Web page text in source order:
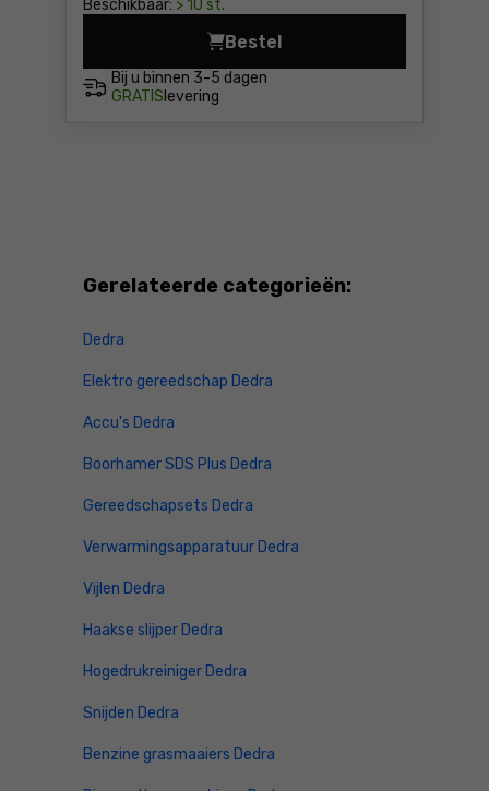
Beschikbaar: > 10 st.
Bij u binnen 3-5 dagen
GRATIS levering
Bestel
Diamantboormachine
Gerelateerde categorieën:
Dedra
Elektro gereedschap Dedra
Accu's Dedra
Boorhamer SDS Plus Dedra
Gereedschapsets Dedra
Verwarmingsapparatuur Dedra
Vijlen Dedra
Haakse slijper Dedra
Hogedrukreiniger Dedra
Snijden Dedra
Benzine grasmaaiers Dedra